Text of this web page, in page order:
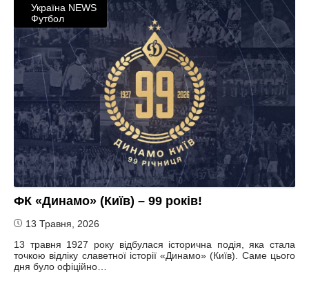
Україна NEWS
Футбол
ФК «Динамо» (Київ) – 99 років!
13 Травня, 2026
13 травня 1927 року відбулася історична подія, яка стала
точкою відліку славетної історії «Динамо» (Київ). Саме цього
дня було офіційно…